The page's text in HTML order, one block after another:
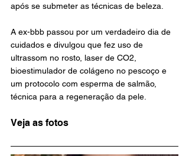
após se submeter as técnicas de beleza.
A ex-bbb passou por um verdadeiro dia de
cuidados e divulgou que fez uso de
ultrassom no rosto, laser de CO2,
bioestimulador de colágeno no pescoço e
um protocolo com esperma de salmão,
técnica para a regeneração da pele.
Veja as fotos